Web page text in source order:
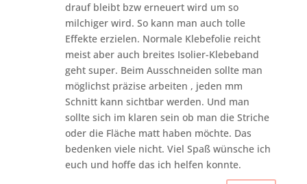
drauf bleibt bzw erneuert wird um so
milchiger wird. So kann man auch tolle
Effekte erzielen. Normale Klebefolie reicht
meist aber auch breites Isolier-Klebeband
geht super. Beim Ausschneiden sollte man
möglichst präzise arbeiten , jeden mm
Schnitt kann sichtbar werden. Und man
sollte sich im klaren sein ob man die Striche
oder die Fläche matt haben möchte. Das
bedenken viele nicht. Viel Spaß wünsche ich
euch und hoffe das ich helfen konnte.